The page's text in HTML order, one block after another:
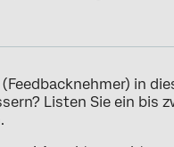
in
Listen Sie ein bis